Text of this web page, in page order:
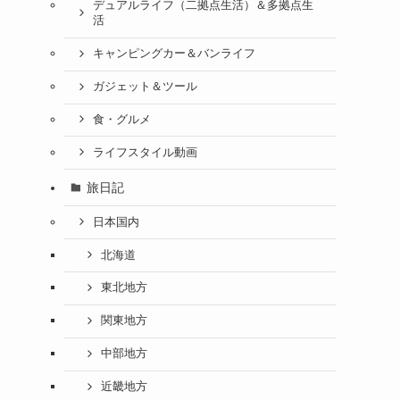
デュアルライフ（二拠点生活）＆多拠点生
活
キャンピングカー＆バンライフ
ガジェット＆ツール
食・グルメ
ライフスタイル動画
旅日記
日本国内
北海道
東北地方
関東地方
中部地方
近畿地方